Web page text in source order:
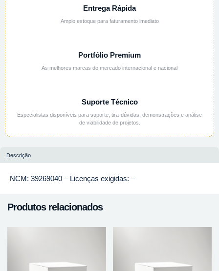
Entrega Rápida
Amplo estoque para faturamento imediato
Portfólio Premium
As melhores marcas do mercado internacional e nacional
Suporte Técnico
Especialistas disponíveis para suporte, tira-dúvidas, demonstrações e análise
de viabilidade de projetos.
Descrição
NCM: 39269040 – Licenças exigidas: –
Produtos relacionados